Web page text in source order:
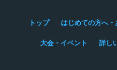
トップ はじめての方へ・
大会・イベント 詳し